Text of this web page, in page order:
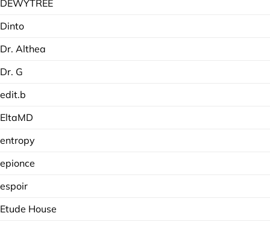
DEWYTREE
Dinto
Dr. Althea
Dr. G
edit.b
EltaMD
entropy
epionce
espoir
Etude House